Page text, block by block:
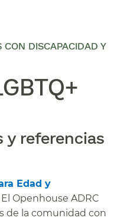
CON DISCAPACIDAD Y
y referencias
Edad y
El Openhouse ADRC
de la comunidad con